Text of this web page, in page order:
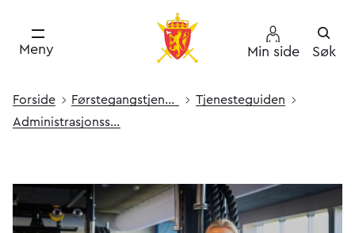
Meny Min side Søk
Forside Førstegang­s­­tjeneste
Tjenesteguiden
Administrasjons­soldat